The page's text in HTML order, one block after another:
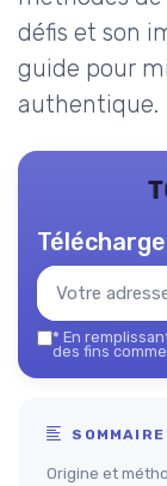
défis et son
guide pour
authentique.
* En
des fins
SOMMAIRE
Origine et